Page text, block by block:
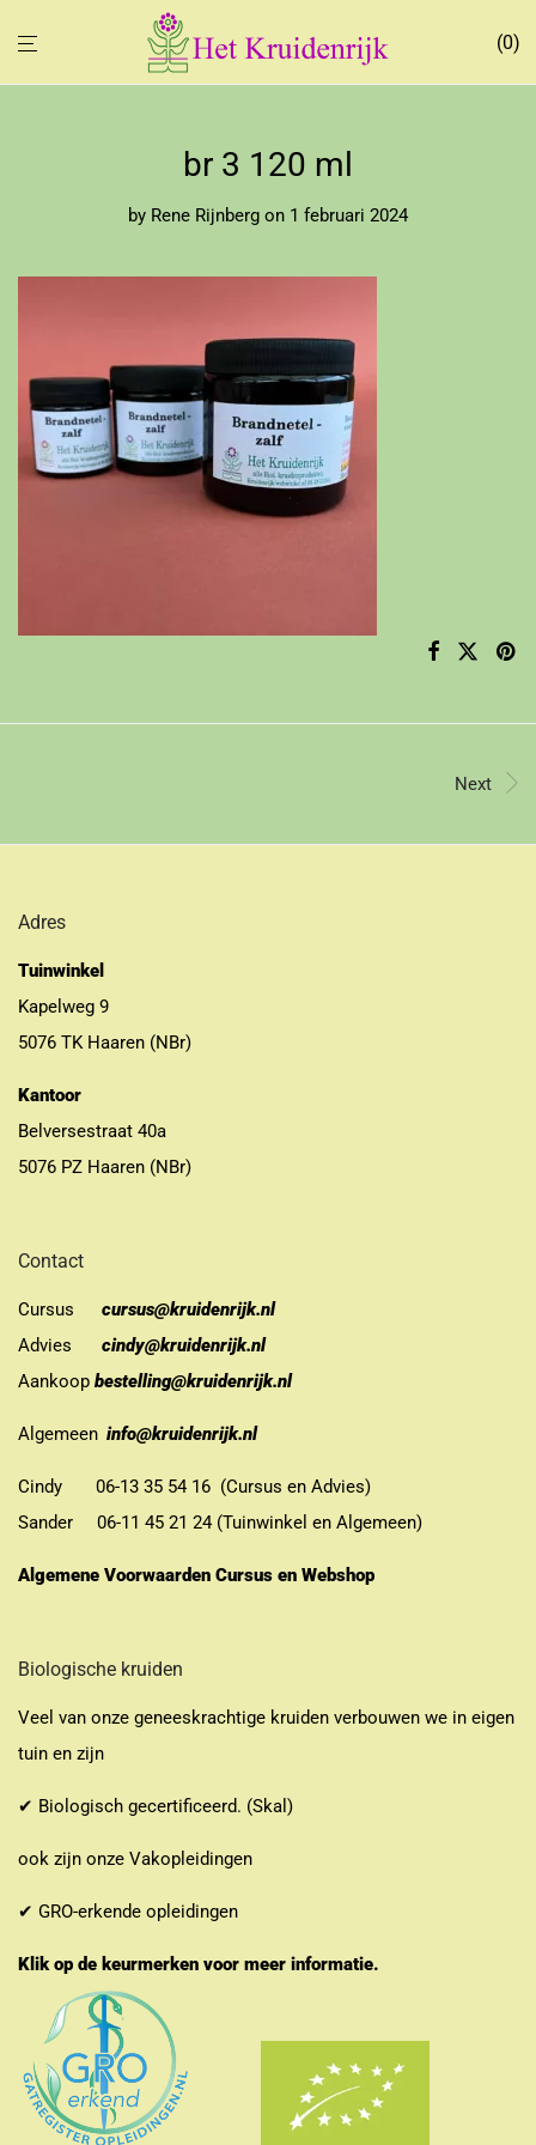
0
br 3 120 ml
by Rene Rijnberg on 1 februari 2024
Next
Adres
Tuinwinkel
Kapelweg 9
5076 TK Haaren (NBr)
Kantoor
Belversestraat 40a
5076 PZ Haaren (NBr)
Contact
Cursus
cursus@kruidenrijk.nl
Advies
cindy@kruidenrijk.nl
Aankoop bestelling@kruidenrijk.nl
Algemeen info@kruidenrijk.nl
Cindy 06-13 35 54 16 (Cursus en Advies)
Sander 06-11 45 21 24 (Tuinwinkel en Algemeen)
Algemene Voorwaarden Cursus en Webshop
Biologische kruiden
Veel van onze geneeskrachtige kruiden verbouwen we in eigen
tuin en zijn
✔ Biologisch gecertificeerd. (Skal)
ook zijn onze Vakopleidingen
✔ GRO-erkende opleidingen
Klik op de keurmerken voor meer informatie.